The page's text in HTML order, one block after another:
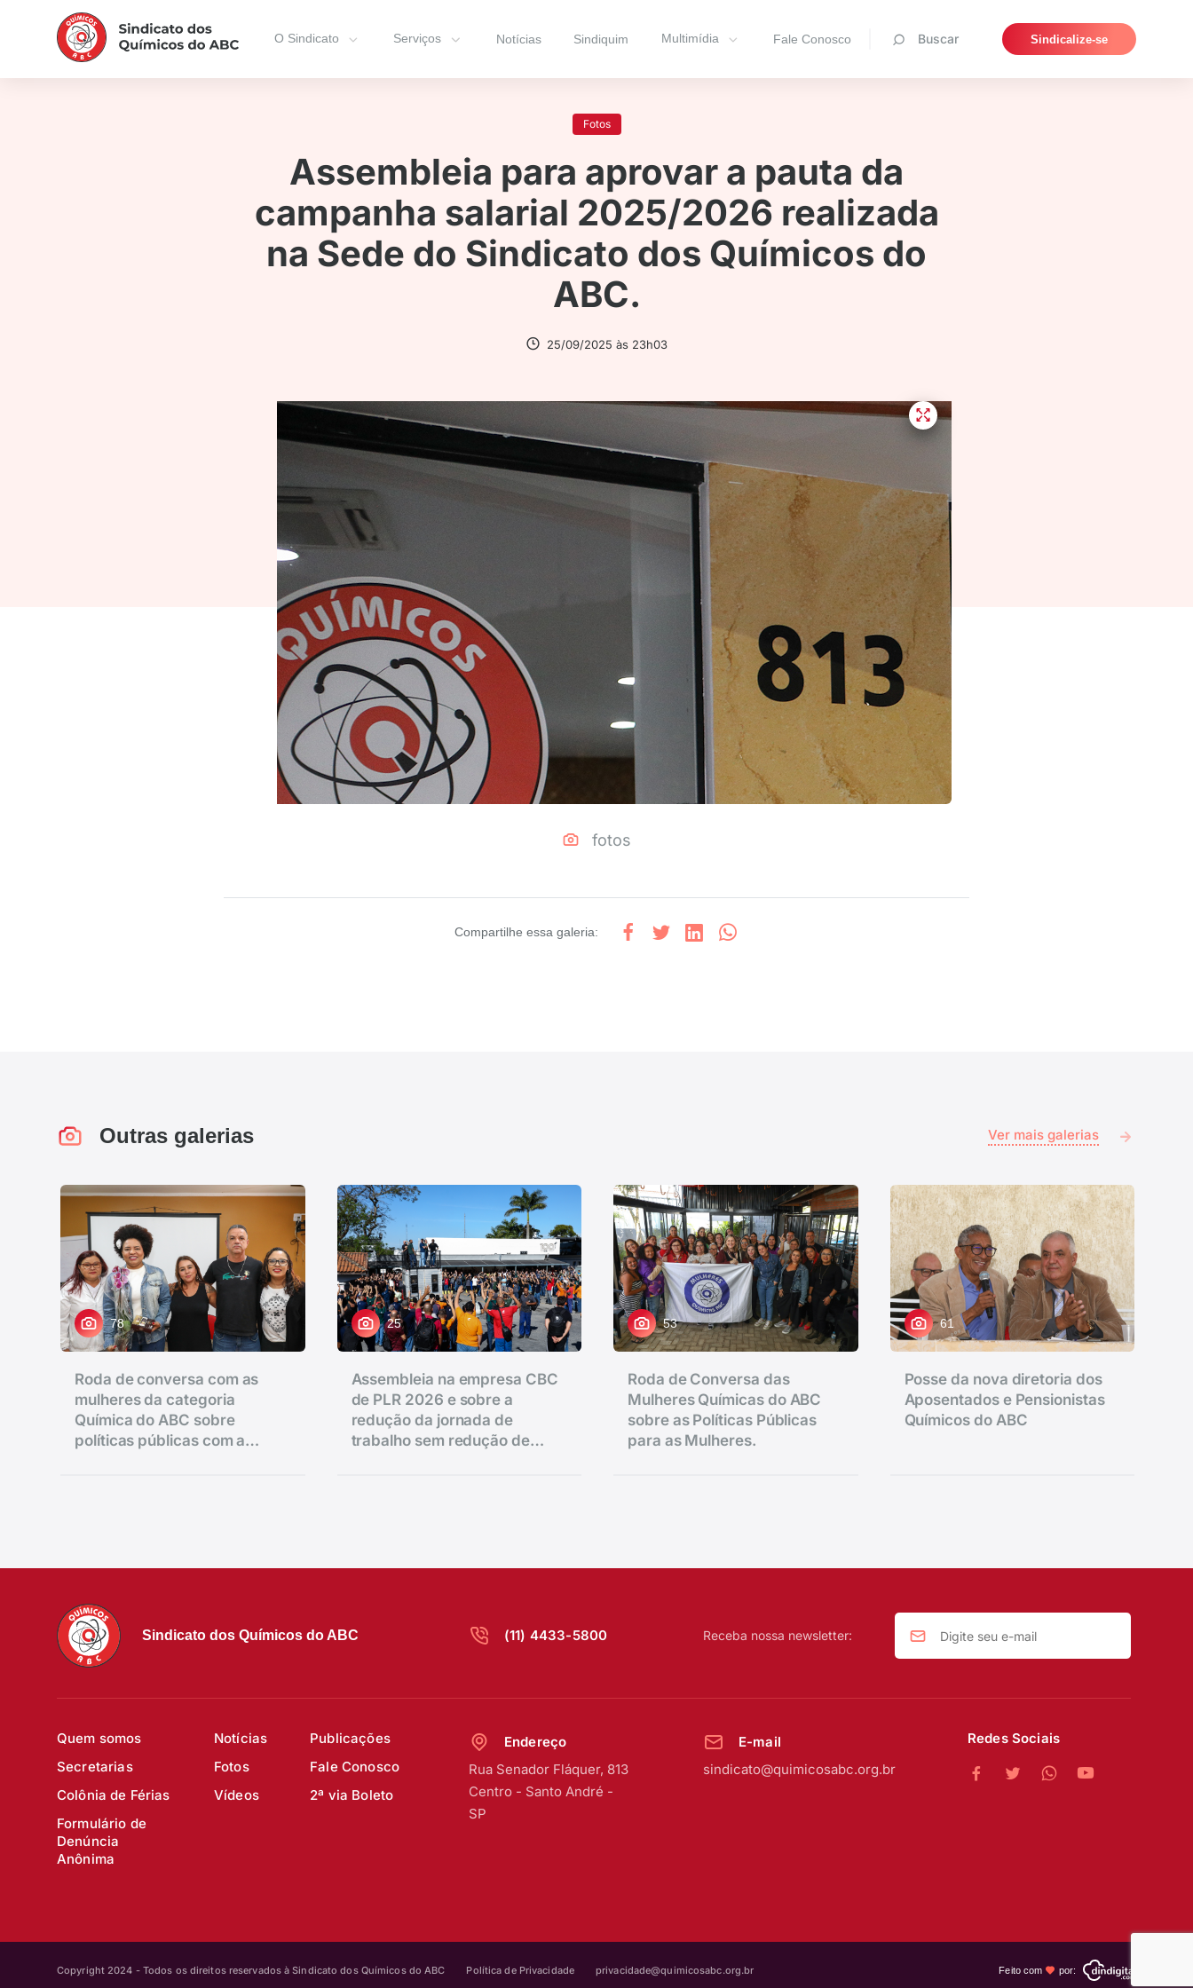
O Sindicato Serviços Notícias Sindiquim Multimídia Fale Conosco Buscar Sindicalize-se
Pesquisar
Fotos
Assembleia para aprovar a pauta da
campanha salarial 2025/2026 realizada
na Sede do Sindicato dos Químicos do
ABC.
25/09/2025 às 23h03
Assembleia para aprovar a pauta da campanha salarial 2025/2026 realizada na Sede do Sindicato dos
fotos
Compartilhe essa galeria:
Outras galerias Ver mais galerias
78
Roda de conversa com as
mulheres da categoria
Química do ABC sobre
políticas públicas com a
25
Assembleia na empresa CBC
de PLR 2026 e sobre a
redução da jornada de
trabalho sem redução de
53
Roda de Conversa das
Mulheres Químicas do ABC
sobre as Políticas Públicas
para as Mulheres.
61
Posse da nova diretoria dos
Aposentados e Pensionistas
Químicos do ABC
Sindicato dos Químicos do ABC (11) 4433-5800 Receba nossa newsletter:
Quem somos Notícias
Publicações
Secretarias
Fotos
Fale Conosco
Colônia de Férias
Vídeos
2ª via Boleto
Formulário de
Denúncia
Anônima
Endereço
Rua Senador Fláquer, 813
Centro - Santo André -
SP
E-mail
sindicato@quimicosabc.org.br
Redes Sociais
Copyright 2024 - Todos os direitos reservados à Sindicato dos Químicos do ABC Política de Privacidade privacidade@quimicosabc.org.br Feito com por: